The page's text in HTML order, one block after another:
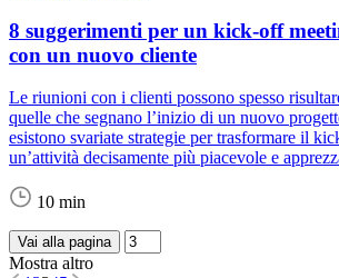
8 suggerimenti per un kick-off
con un nuovo cliente
Le riunioni con i clienti possono spesso
quelle che segnano l’inizio di un nuovo
esistono svariate strategie per trasformare il
un’attività decisamente più piacevole e
10 min
Vai alla pagina
Mostra altro